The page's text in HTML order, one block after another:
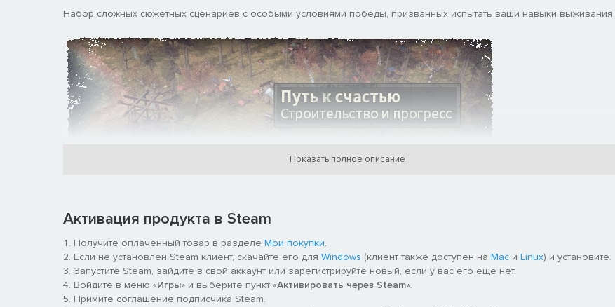
Набор сложных сюжетных сценариев с особыми условиями победы, призванных испытать ваши навыки выживания.
позвольте им потерять волю к жизни.
Показать полное описание
Активация продукта в Steam
Получите оплаченный товар в разделе Мои покупки.
Если не установлен Steam клиент, скачайте его для Windows (клиент также доступен на Mac и Linux) и установите.
Запустите Steam, зайдите в свой аккаунт или зарегистрируйте новый, если у вас его еще нет.
Войдите в меню «Игры» и выберите пункт «Активировать через Steam».
Примите соглашение подписчика Steam.